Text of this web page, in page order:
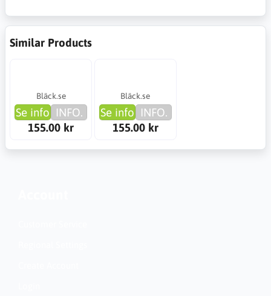
Similar Products
Bläck.se
Se info INFO.
155.00 kr
Bläck.se
Se info INFO.
155.00 kr